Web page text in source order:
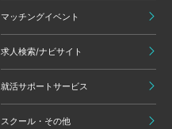
マッチングイベント
求人検索/ナビサイト
就活サポートサービス
スクール・その他